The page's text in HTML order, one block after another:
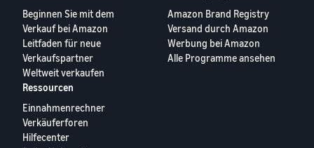
Beginnen Sie mit dem
Verkauf bei Amazon
Leitfaden für neue
Verkaufspartner
Weltweit verkaufen
Amazon Brand Registry
Versand durch Amazon
Werbung bei Amazon
Alle Programme ansehen
Ressourcen
Einnahmenrechner
Verkäuferforen
Hilfecenter